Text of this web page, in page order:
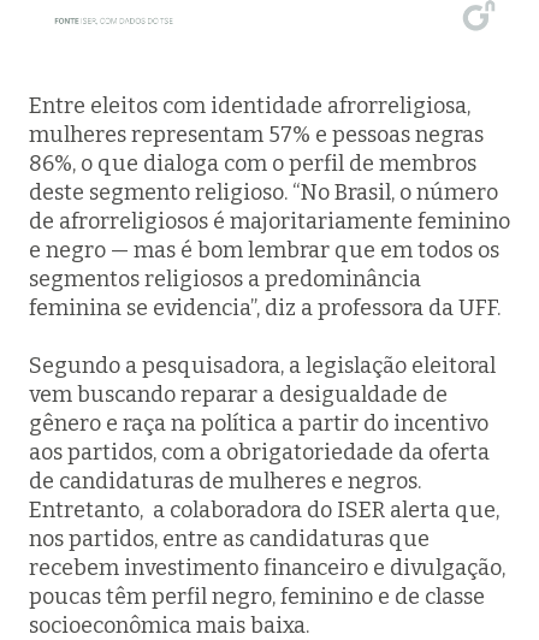
Entre eleitos com identidade afrorreligiosa,
mulheres representam 57% e pessoas negras
86%, o que dialoga com o perfil de membros
deste segmento religioso. “No Brasil, o número
de afrorreligiosos é majoritariamente feminino
e negro — mas é bom lembrar que em todos os
segmentos religiosos a predominância
feminina se evidencia”, diz a professora da UFF.
Segundo a pesquisadora, a legislação eleitoral
vem buscando reparar a desigualdade de
gênero e raça na política a partir do incentivo
aos partidos, com a obrigatoriedade da oferta
de candidaturas de mulheres e negros.
Entretanto, a colaboradora do ISER alerta que,
nos partidos, entre as candidaturas que
recebem investimento financeiro e divulgação,
poucas têm perfil negro, feminino e de classe
socioeconômica mais baixa.